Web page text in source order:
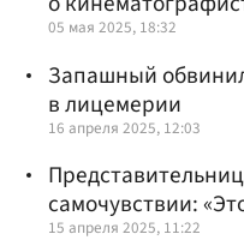
05 мая 2025, 18:32
Запашный
в лицемерии
16 апреля 2025, 12:03
самочувствии:
15 апреля 2025, 11:22